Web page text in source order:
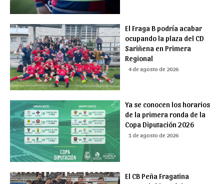
El Fraga B podría acabar
ocupando la plaza del CD
Sariñena en Primera
Regional
4 de agosto de 2026
Ya se conocen los horarios
de la primera ronda de la
Copa Diputación 2026
1 de agosto de 2026
El CB Peña Fragatina